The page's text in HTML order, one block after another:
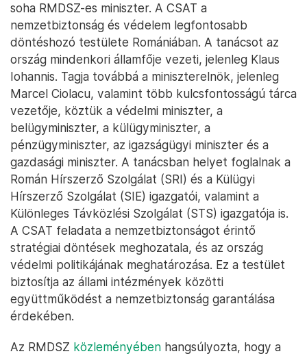
soha RMDSZ-es miniszter. A CSAT a
nemzetbiztonság és védelem legfontosabb
döntéshozó testülete Romániában. A tanácsot az
ország mindenkori államfője vezeti, jelenleg Klaus
Iohannis. Tagja továbbá a miniszterelnök, jelenleg
Marcel Ciolacu, valamint több kulcsfontosságú tárca
vezetője, köztük a védelmi miniszter, a
belügyminiszter, a külügyminiszter, a
pénzügyminiszter, az igazságügyi miniszter és a
gazdasági miniszter. A tanácsban helyet foglalnak a
Román Hírszerző Szolgálat (SRI) és a Külügyi
Hírszerző Szolgálat (SIE) igazgatói, valamint a
Különleges Távközlési Szolgálat (STS) igazgatója is.
A CSAT feladata a nemzetbiztonságot érintő
stratégiai döntések meghozatala, és az ország
védelmi politikájának meghatározása. Ez a testület
biztosítja az állami intézmények közötti
együttműködést a nemzetbiztonság garantálása
érdekében.
Az RMDSZ közleményében hangsúlyozta, hogy a